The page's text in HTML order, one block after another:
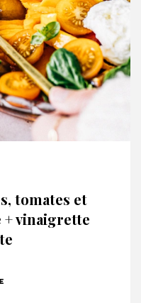
tomates et
vinaigrette